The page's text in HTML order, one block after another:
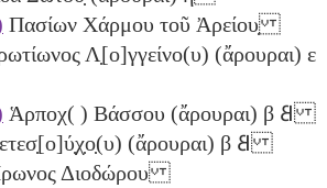
Πασίων Χάρμου τοῦ Ἀρείου̣
Λ̣[ο]γγείνο(υ) (ἄρουραι) ε
Ἁρποχ( ) Βάσσου (ἄρουραι) β 𐅸
(ἄρουραι) β 𐅸
Διοδώρου